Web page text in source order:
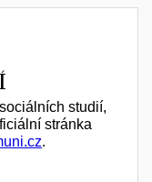
studií,
stránka
.